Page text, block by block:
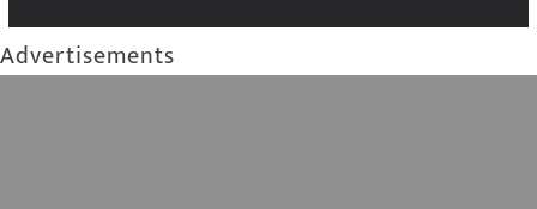
Advertisements